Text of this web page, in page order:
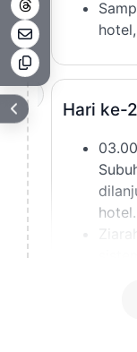
2
Hari ke-
hotel.